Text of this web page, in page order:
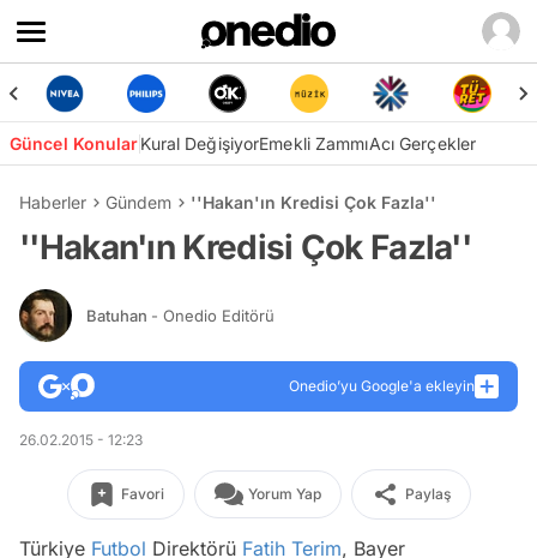
Güncel KonularKural DeğişiyorEmekli ZammıAcı Gerçekler
Haberler Gündem ''Hakan'ın Kredisi Çok Fazla''
''Hakan'ın Kredisi Çok Fazla''
Batuhan - Onedio Editörü
Onedio’yu Google'a ekleyin
26.02.2015 - 12:23
Favori Yorum Yap Paylaş
Türkiye Futbol Direktörü Fatih Terim, Bayer